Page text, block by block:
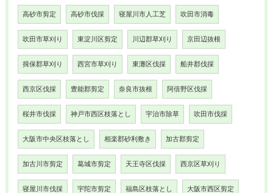
高砂市剪定 高砂市伐採 寝屋川市人工芝 吹田市消毒
吹田市草刈り 東淀川区剪定 川辺郡草刈り 京田辺抜根
揖保郡草刈り 西宮市草刈り 東灘区伐採 船井郡伐採
西京区伐採 豊能郡剪定 奈良市抜根 阿倍野区伐採
桜井市伐採 神戸市西区枝落とし 宇治市除草 吹田市伐採
大阪市中央区枝落とし 相楽郡砂利敷き 加古郡剪定
加古川市剪定 葛城市剪定 天王寺区伐採 西京区草刈り
寝屋川市伐採 宇陀市剪定 福島区枝落とし 大阪市西区剪定